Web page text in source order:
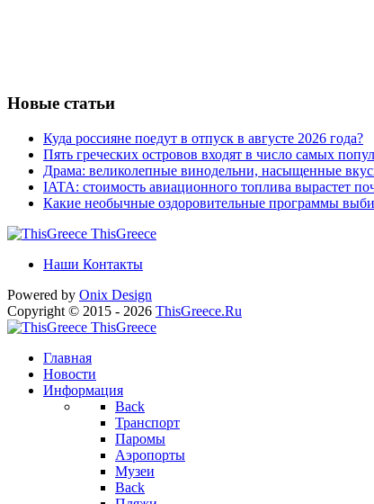
Новые статьи
Куда россияне поедут в отпуск в августе 2026 года?
Пять греческих островов входят в число самых
Драма: великолепные винодельни, насыщенные
IATA: стоимость авиационного топлива вырастет
Какие необычные оздоровительные программы
ThisGreece
Наши Контакты
Powered by Onix Design
Copyright © 2015 - 2026 ThisGreece.Ru
ThisGreece
Главная
Новости
Информация
Back
Транспорт
Паромы
Аэропорты
Музеи
Back